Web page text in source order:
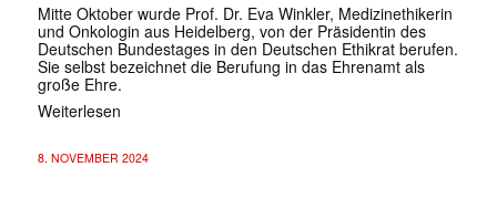
Mitte Oktober wurde Prof. Dr. Eva Winkler, Medizinethikerin
und Onkologin aus Heidelberg, von der Präsidentin des
Deutschen Bundestages in den Deutschen Ethikrat berufen.
Sie selbst bezeichnet die Berufung in das Ehrenamt als
große Ehre.
Weiterlesen
8. NOVEMBER 2024